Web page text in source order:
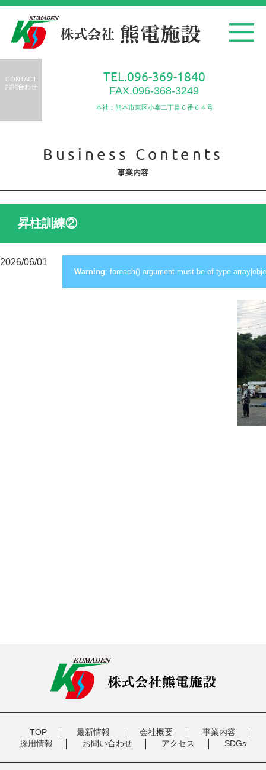
CONTACT
お問合わせ
TEL.096-369-1840
FAX.096-368-3249
本社：熊本市東区小峯二丁目６番６４号
Business Contents
事業内容
昇柱訓練②
2026/06/01
Warning: foreach() argument must be of type
TOP 最新情報 会社概要
事業内容
採用情報
お問い合わせ アクセス SDGs